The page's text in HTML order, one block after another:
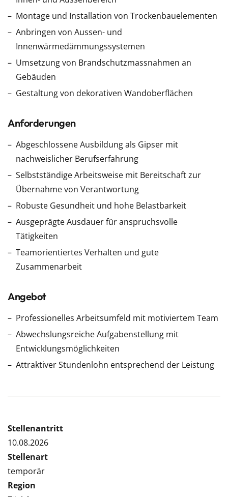
Montage und Installation von Trockenbauelementen
Anbringen von Aussen- und
Innenwärmedämmungssystemen
Umsetzung von Brandschutzmassnahmen an
Gebäuden
Gestaltung von dekorativen Wandoberflächen
Anforderungen
Abgeschlossene Ausbildung als Gipser mit
nachweislicher Berufserfahrung
Selbstständige Arbeitsweise mit Bereitschaft zur
Übernahme von Verantwortung
Robuste Gesundheit und hohe Belastbarkeit
Ausgeprägte Ausdauer für anspruchsvolle
Tätigkeiten
Teamorientiertes Verhalten und gute
Zusammenarbeit
Angebot
Professionelles Arbeitsumfeld mit motiviertem Team
Abwechslungsreiche Aufgabenstellung mit
Entwicklungsmöglichkeiten
Attraktiver Stundenlohn entsprechend der Leistung
Stellenantritt
10.08.2026
Stellenart
temporär
Region